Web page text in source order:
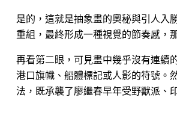
是的，這就是抽象畫的奧秘與引人入
重組，最終形成一種視覺的節奏感，
再看第二眼，可見畫中幾乎沒有連續
港口旗幟、船體標記或人影的符號。
法，既承襲了廖繼春早年受野獸派、